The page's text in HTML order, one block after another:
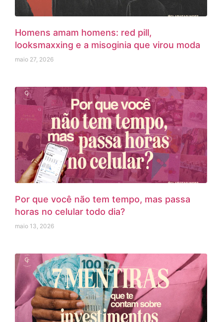
Homens amam homens: red pill,
looksmaxxing e a misoginia que virou moda
maio 27, 2026
Por que você não tem tempo, mas passa
horas no celular todo dia?
maio 13, 2026